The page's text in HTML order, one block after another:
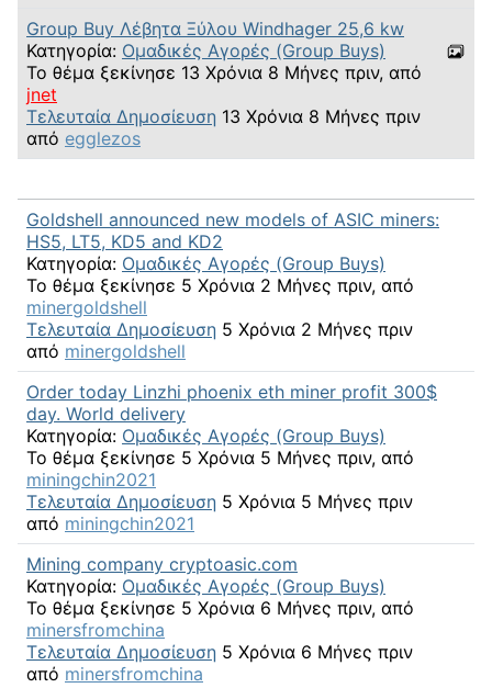
Group Buy Λέβητα Ξύλου Windhager 25,6 kw
Κατηγορία: Ομαδικές Αγορές (Group Buys)
Το θέμα ξεκίνησε 13 Χρόνια 8 Μήνες πριν, από
jnet
Τελευταία Δημοσίευση 13 Χρόνια 8 Μήνες πριν
από egglezos
Goldshell announced new models of ASIC miners:
HS5, LT5, KD5 and KD2
Κατηγορία: Ομαδικές Αγορές (Group Buys)
Το θέμα ξεκίνησε 5 Χρόνια 2 Μήνες πριν, από
minergoldshell
Τελευταία Δημοσίευση 5 Χρόνια 2 Μήνες πριν
από minergoldshell
Order today Linzhi phoenix eth miner profit 300$
day. World delivery
Κατηγορία: Ομαδικές Αγορές (Group Buys)
Το θέμα ξεκίνησε 5 Χρόνια 5 Μήνες πριν, από
miningchin2021
Τελευταία Δημοσίευση 5 Χρόνια 5 Μήνες πριν
από miningchin2021
Mining company cryptoasic.com
Κατηγορία: Ομαδικές Αγορές (Group Buys)
Το θέμα ξεκίνησε 5 Χρόνια 6 Μήνες πριν, από
minersfromchina
Τελευταία Δημοσίευση 5 Χρόνια 6 Μήνες πριν
από minersfromchina